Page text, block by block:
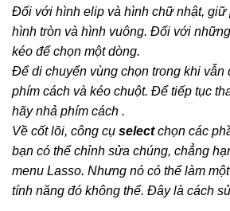
Đối với hình elip và hình chữ nhật, giữ
hình tròn và hình vuông. Đối với
kéo để chọn một dòng.
Để di chuyển vùng chọn trong khi vẫn
phím cách và kéo chuột. Để tiếp tục
hãy nhả phím cách .
Về cốt lõi, công cụ selectchọn các
bạn có thể chỉnh sửa chúng, chẳng
menu Lasso. Nhưng nó có thể làm
tính năng đó không thể. Đây là cách